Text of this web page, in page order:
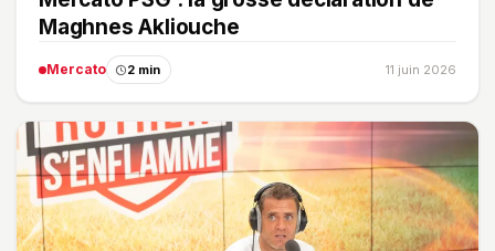
Maghnes Akliouche
Mercato 2 min 11 juin 2026